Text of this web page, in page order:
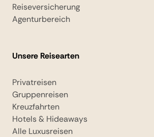
Reiseversicherung
Agenturbereich
Unsere Reisearten
Privatreisen
Gruppenreisen
Kreuzfahrten
Hotels & Hideaways
Alle Luxusreisen